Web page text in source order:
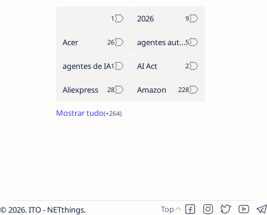
2026
Acer agentes autónomos
agentes de IA AI Act
Aliexpress Amazon
2026.ITO - NETthings.